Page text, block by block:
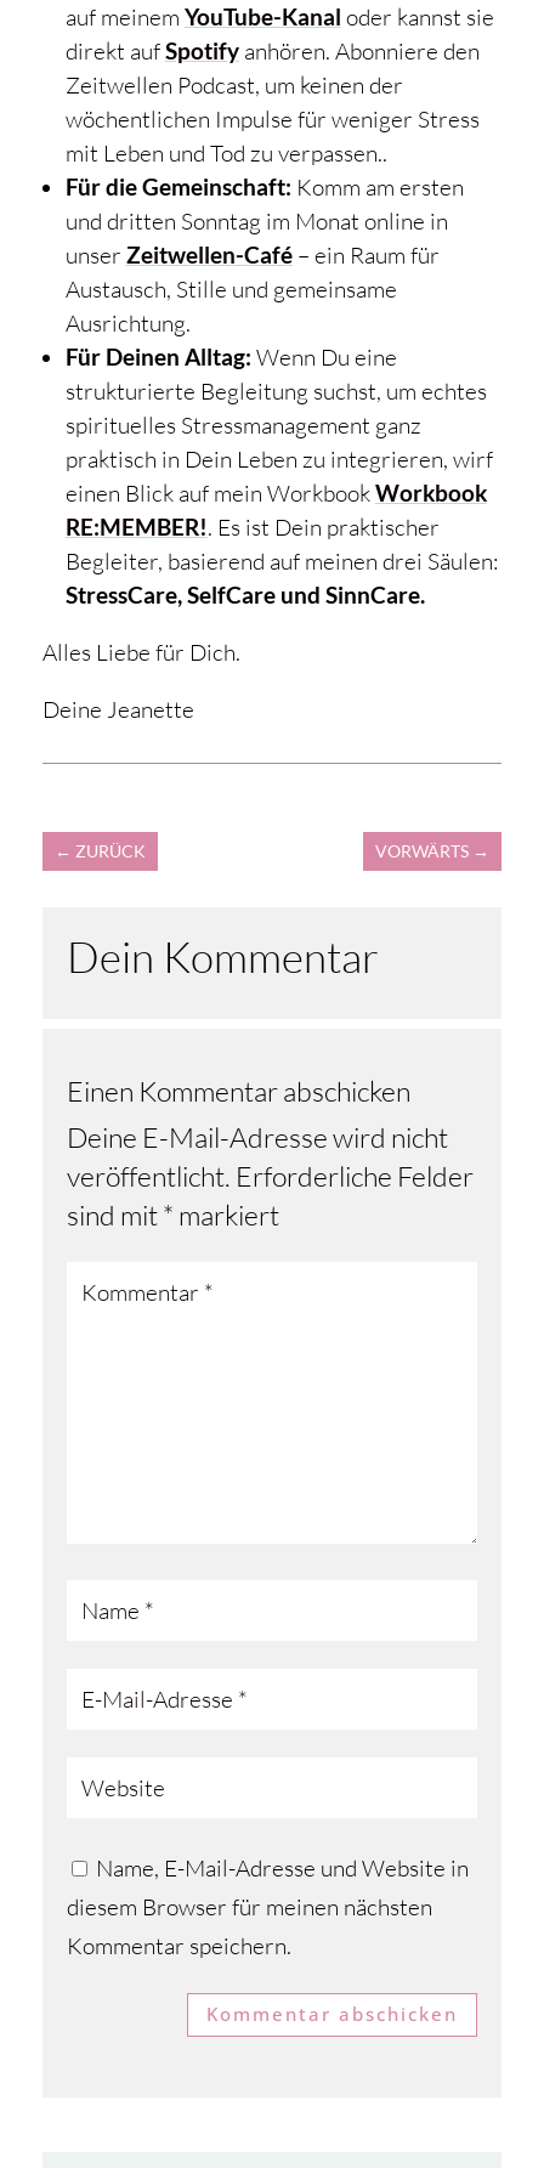
auf meinem YouTube-Kanal oder kannst sie
direkt aufSpotifyanhören. Abonniere den
Zeitwellen Podcast, um keinen der
wöchentlichen Impulse für weniger Stress
mit Leben und Tod zu verpassen..
Für die Gemeinschaft: Komm am ersten
und dritten Sonntag im Monat online in
unser Zeitwellen-Café– ein Raum für
Austausch, Stille und gemeinsame
Ausrichtung.
Für Deinen Alltag: Wenn Du eine
strukturierte Begleitung suchst, um echtes
spirituelles Stressmanagement ganz
praktisch in Dein Leben zu integrieren, wirf
einen Blick auf mein WorkbookWorkbook
RE:MEMBER!. Es ist Dein praktischer
Begleiter, basierend auf meinen drei Säulen:
StressCare, SelfCare und SinnCare.
Alles Liebe für Dich.
Deine Jeanette
← ZURÜCK VORWÄRTS →
Dein Kommentar
Einen Kommentar abschicken
Deine E-Mail-Adresse wird nicht
veröffentlicht. Erforderliche Felder
sind mit* markiert
Name, E-Mail-Adresse und Website in
diesem Browser für meinen nächsten
Kommentar speichern.
Kommentar abschicken